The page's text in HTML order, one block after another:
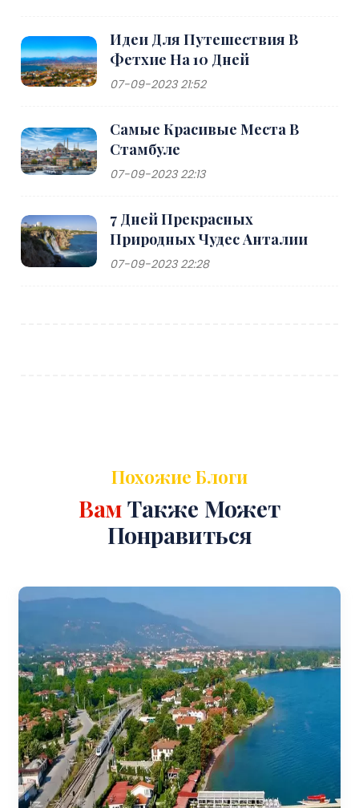
Идеи Для Путешествия В
Фетхие На 10 Дней
07-09-2023 21:52
Самые Красивые Места В
Стамбуле
07-09-2023 22:13
7 Дней Прекрасных
Природных Чудес Анталии
07-09-2023 22:28
Похожие Блоги
ВамТакже Может
Понравиться